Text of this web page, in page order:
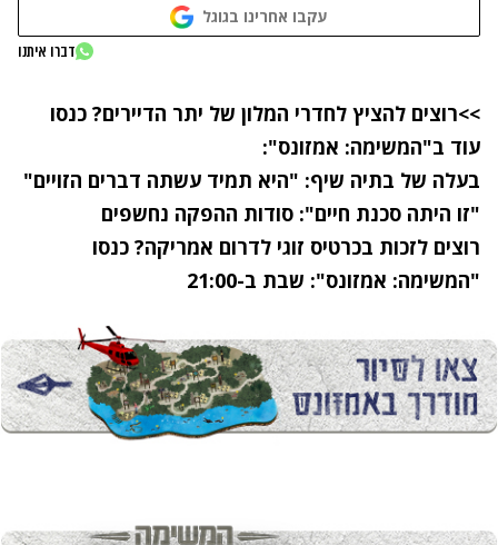
עקבו אחרינו בגוגל
נתקלנו בבעיה
דברו איתנו
>>רוצים להציץ לחדרי המלון של יתר הדיירים? כנסו
עוד ב"המשימה: אמזונס":
בעלה של בתיה שיף: "היא תמיד עשתה דברים הזויים"
"זו היתה סכנת חיים": סודות ההפקה נחשפים
רוצים לזכות בכרטיס זוגי לדרום אמריקה? כנסו
"המשימה: אמזונס": שבת ב-21:00